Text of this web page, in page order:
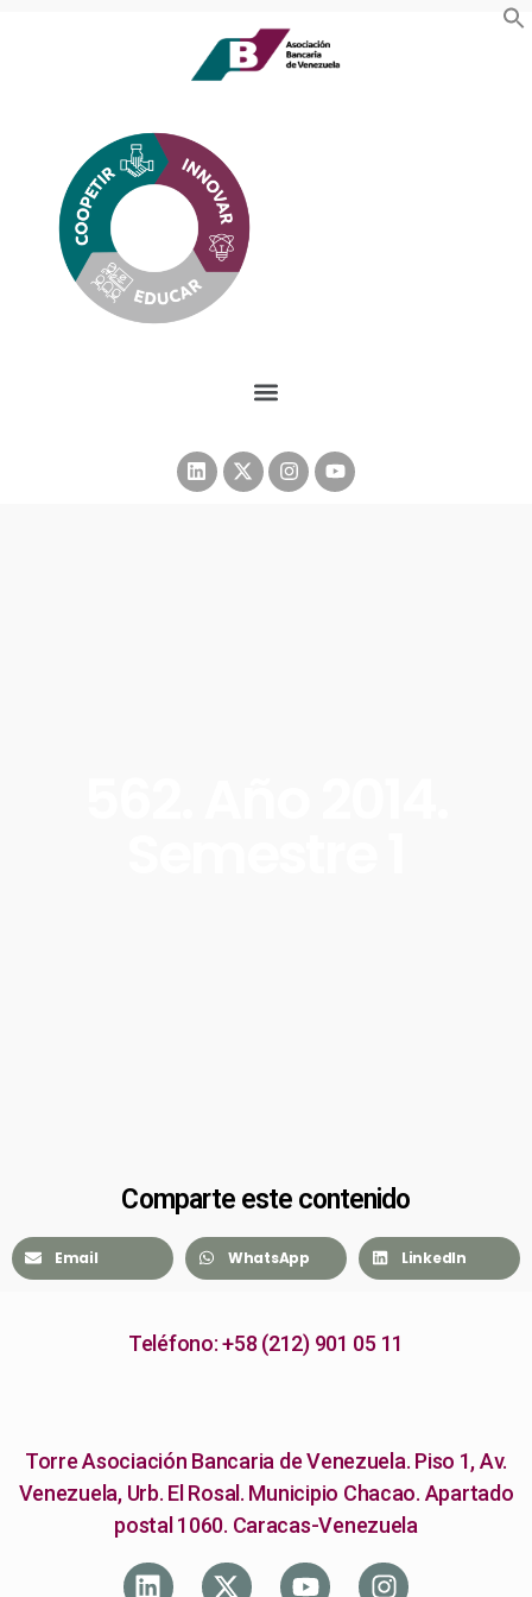
Comparte este contenido
Email WhatsApp LinkedIn
Teléfono: +58 (212) 901 05 11
Torre Asociación Bancaria de Venezuela. Piso 1, Av.
Venezuela, Urb. El Rosal. Municipio Chacao. Apartado
postal 1060. Caracas-Venezuela